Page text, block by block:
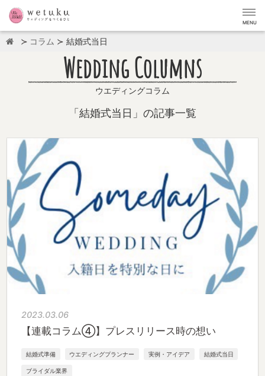
MENU
コラム 結婚式当日
Wedding Columns
ウエディングコラム
「結婚式当日」の記事一覧
2023.03.06
【連載コラム④】プレスリリース時の想い
結婚式準備 ウエディングプランナー 実例・アイデア 結婚式当日
ブライダル業界